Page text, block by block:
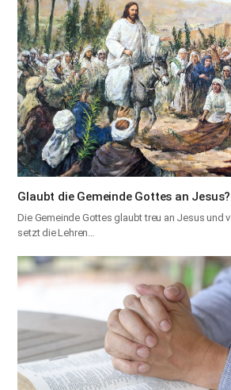
Glaubt die Gemeinde Gottes an Jesus?
Die Gemeinde Gottes glaubt treu an Jesus und
setzt die Lehren…